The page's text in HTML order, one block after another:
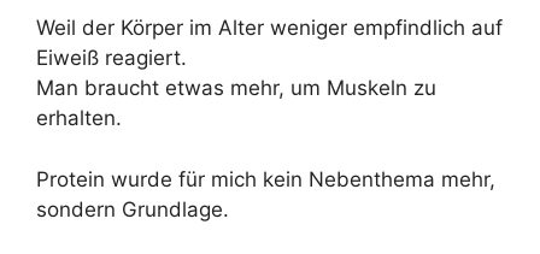
Weil der Körper im Alter weniger empfindlich auf
Eiweiß reagiert.
Man braucht etwas mehr, um Muskeln zu
erhalten.
Protein wurde für mich kein Nebenthema mehr,
sondern Grundlage.